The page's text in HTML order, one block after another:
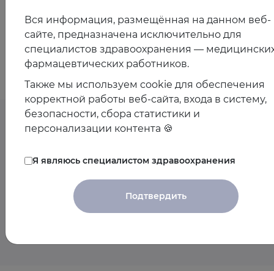
Показать все
Предстоящие
Пока мероприятия со спикером не запланированы
Вся информация, размещённая на данном веб-
сайте, предназначена исключительно для
специалистов здравоохранения —
фармацевтических работников.
Также мы используем cookie для обеспечения
корректной работы веб-сайта, входа в систему,
безопасности, сбора статистики и
персонализации контента 🍪
Я являюсь специалистом здравоохранения
Подтвердить